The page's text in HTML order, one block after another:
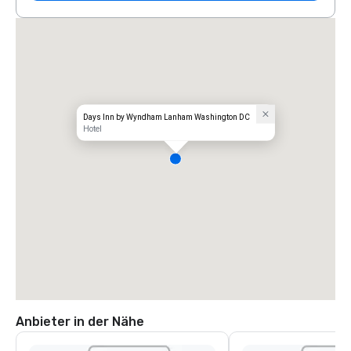
Days Inn by Wyndham Lanham Washington DC
Hotel
Anbieter in der Nähe